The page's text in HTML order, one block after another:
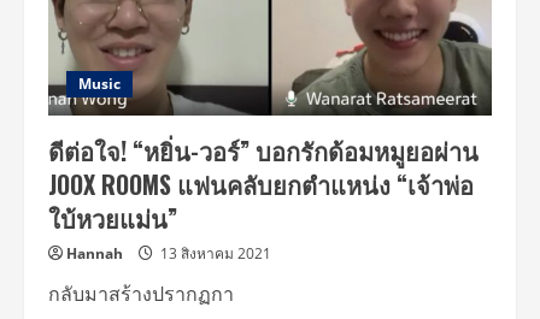
JOOX
ROOMS
แห่ง
ชาติ
นิมนต์
2
พส
แห่ง
ยุค
ชวน
คน
ดัง
คุย
เรื่อง
(จู๊ก)
อก
ส่วน
“หยิ่น-
Music
ดีต่อใจ! “หยิ่น-วอร์” บอกรักด้อมหมูยอผ่าน
JOOX ROOMS แฟนคลับยกตำแหน่ง “เจ้าพ่อ
ใบ้หวยแม่น”
Hannah 13 สิงหาคม 2021
กลับมาสร้างปรากฏกา